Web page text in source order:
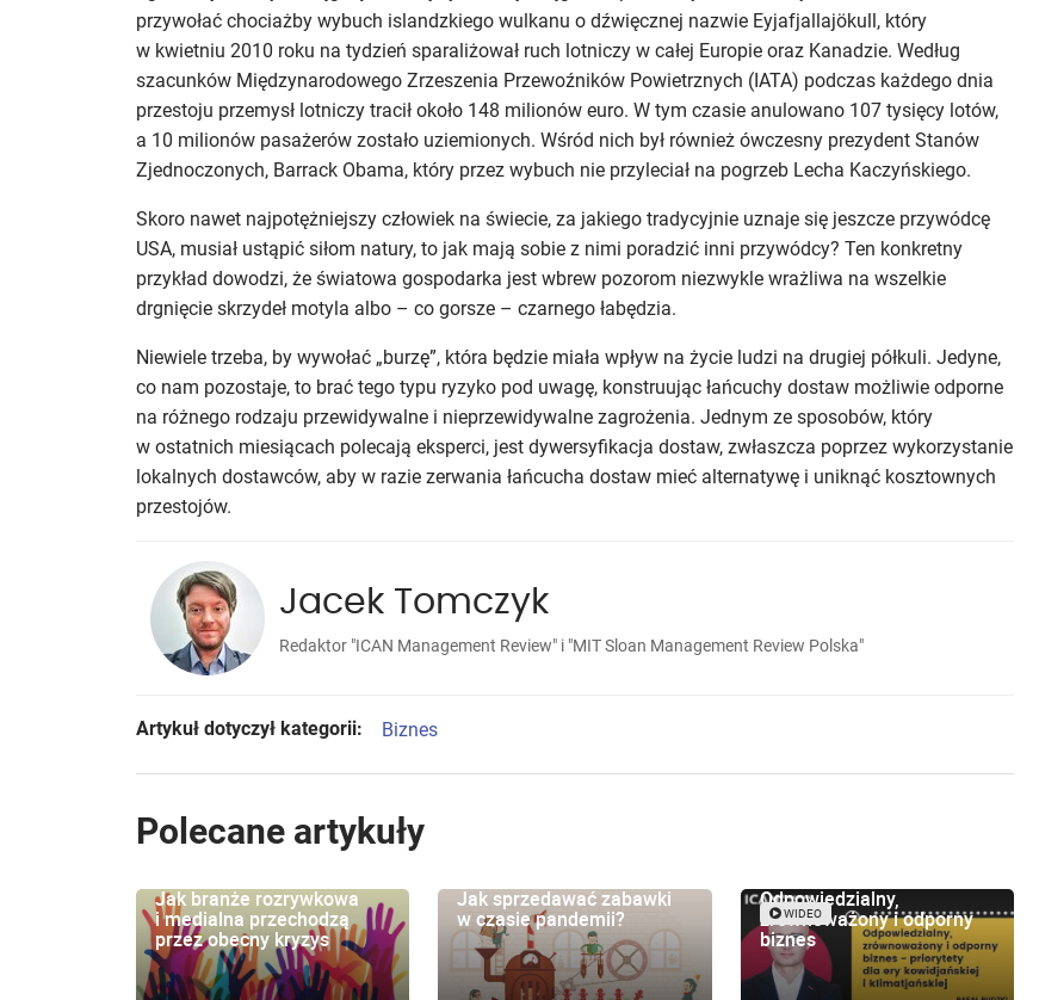
przywołać chociażby wybuch islandzkiego wulkanu o dźwięcznej nazwie Eyjafjallajökull, który
w kwietniu 2010 roku na tydzień sparaliżował ruch lotniczy w całej Europie oraz Kanadzie. Według
szacunków Międzynarodowego Zrzeszenia Przewoźników Powietrznych (IATA) podczas każdego dnia
przestoju przemysł lotniczy tracił około 148 milionów euro. W tym czasie anulowano 107 tysięcy lotów,
a 10 milionów pasażerów zostało uziemionych. Wśród nich był również ówczesny prezydent Stanów
Zjednoczonych, Barrack Obama, który przez wybuch nie przyleciał na pogrzeb Lecha Kaczyńskiego.
Skoro nawet najpotężniejszy człowiek na świecie, za jakiego tradycyjnie uznaje się jeszcze przywódcę
USA, musiał ustąpić siłom natury, to jak mają sobie z nimi poradzić inni przywódcy? Ten konkretny
przykład dowodzi, że światowa gospodarka jest wbrew pozorom niezwykle wrażliwa na wszelkie
drgnięcie skrzydeł motyla albo – co gorsze – czarnego łabędzia.
Niewiele trzeba, by wywołać „burzę”, która będzie miała wpływ na życie ludzi na drugiej półkuli. Jedyne,
co nam pozostaje, to brać tego typu ryzyko pod uwagę, konstruując łańcuchy dostaw możliwie odporne
na różnego rodzaju przewidywalne i nieprzewidywalne zagrożenia. Jednym ze sposobów, który
w ostatnich miesiącach polecają eksperci, jest dywersyfikacja dostaw, zwłaszcza poprzez wykorzystanie
lokalnych dostawców, aby w razie zerwania łańcucha dostaw mieć alternatywę i uniknąć kosztownych
przestojów.
Jacek Tomczyk
Redaktor "ICAN Management Review" i "MIT Sloan Management Review Polska"
Artykuł dotyczył kategorii: Biznes
Polecane artykuły
Jak branże rozrywkowa
i medialna przechodzą
przez obecny kryzys
Jak sprzedawać zabawki
w czasie pandemii?
Odpowiedzialny,
zrównoważony i odporny
biznes
WIDEO